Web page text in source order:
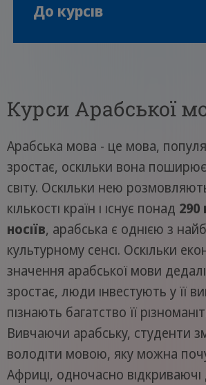
До курсів
Курси Арабської
Арабська мова - це мова,
зростає, оскільки вона
світу. Оскільки нею
кількості країн і існує понад 290
носіїв, арабська є однією з
культурному сенсі. Оскільки
значення арабської мови
зростає, люди інвестують у її
пізнають багатство її
Вивчаючи арабську, студенти
володіти мовою, яку можна
Африці, одночасно відкриваючі